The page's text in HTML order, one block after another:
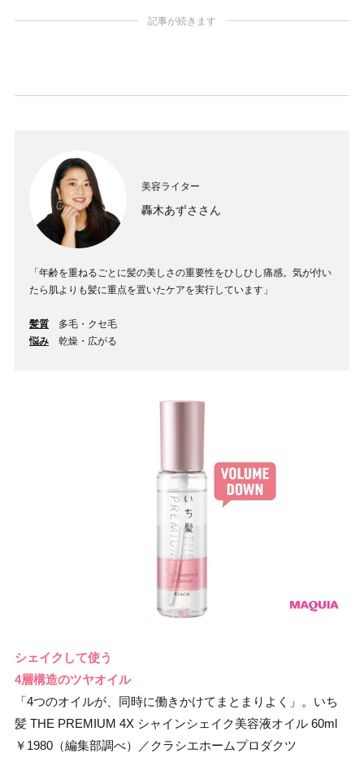
記事が続きます
美容ライター
轟木あずささん
「年齢を重ねるごとに髪の美しさの重要性をひしひし痛感。気が付い
たら肌よりも髪に重点を置いたケアを実行しています」
髪質 多毛・クセ毛
悩み 乾燥・広がる
シェイクして使う
4層構造のツヤオイル
「4つのオイルが、同時に働きかけてまとまりよく」。いち
髪 THE PREMIUM 4X シャインシェイク美容液オイル 60ml
￥1980（編集部調べ）／クラシエホームプロダクツ